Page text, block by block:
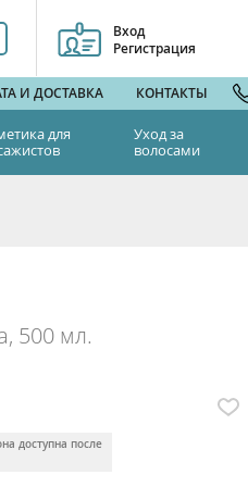
Вход
Регистрация
И ДОСТАВКА КОНТАКТЫ
для
Уход за
волосами
500 мл.
доступна после